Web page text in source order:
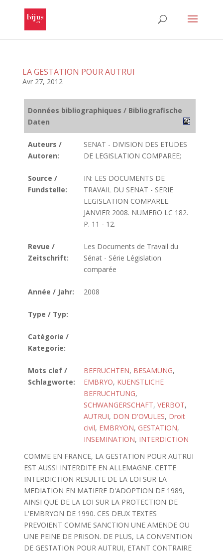
LA GESTATION POUR AUTRUI
Avr 27, 2012
Données bibliographiques / Bibliografische
Daten
Auteurs /
Autoren:
SENAT - DIVISION DES ETUDES
DE LEGISLATION COMPAREE;
Source /
Fundstelle:
IN: LES DOCUMENTS DE
TRAVAIL DU SENAT - SERIE
LEGISLATION COMPAREE.
JANVIER 2008. NUMERO LC 182.
P. 11 - 12.
Revue /
Zeitschrift:
Les Documents de Travail du
Sénat - Série Législation
comparée
Année / Jahr: 2008
Type / Typ:
Catégorie /
Kategorie:
Mots clef /
Schlagworte:
BEFRUCHTEN, BESAMUNG,
EMBRYO, KUENSTLICHE
BEFRUCHTUNG,
SCHWANGERSCHAFT, VERBOT,
AUTRUI, DON D'OVULES, Droit
civil, EMBRYON, GESTATION,
INSEMINATION, INTERDICTION
COMME EN FRANCE, LA GESTATION POUR AUTRUI
EST AUSSI INTERDITE EN ALLEMAGNE. CETTE
INTERDICTION RESULTE DE LA LOI SUR LA
MEDIATION EN MATIERE D'ADOPTION DE 1989,
AINSI QUE DE LA LOI SUR LA PROTECTION DE
L'EMBRYON DE 1990. CES DEUX TEXTES
PREVOIENT COMME SANCTION UNE AMENDE OU
UNE PEINE DE PRISON. DE PLUS, LA CONVENTION
DE GESTATION POUR AUTRUI, ETANT CONTRAIRE